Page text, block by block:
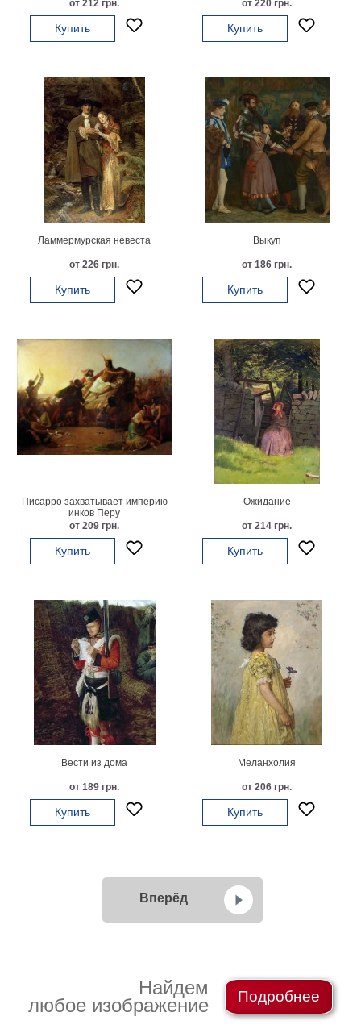
холсте
размеров
от 212 грн.
Купить
от 220 грн.
Купить
Ламмермурская невеста
от 226 грн.
Купить
Выкуп
от 186 грн.
Купить
Писарро захватывает империю
инков Перу
от 209 грн.
Купить
Ожидание
от 214 грн.
Купить
Вести из дома
от 189 грн.
Купить
Меланхолия
от 206 грн.
Купить
Вперёд
Найдем
любое изображение
Подробнее